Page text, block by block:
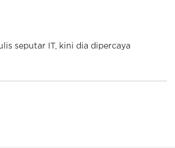
seputar IT, kini dia dipercaya
Begini Caranya Sangat Mudah